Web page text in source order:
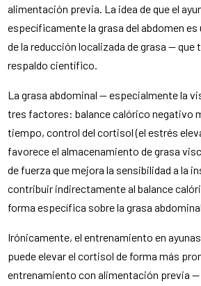
alimentación previa. La idea de que el
específicamente la grasa del abdomen
de la reducción localizada de grasa —
respaldo científico.
La grasa abdominal — especialmente la
tres factores: balance calórico negativo
tiempo, control del cortisol (el estrés
favorece el almacenamiento de grasa
de fuerza que mejora la sensibilidad a la
contribuir indirectamente al balance
forma específica sobre la grasa
Irónicamente, el entrenamiento en
puede elevar el cortisol de forma más
entrenamiento con alimentación previa —